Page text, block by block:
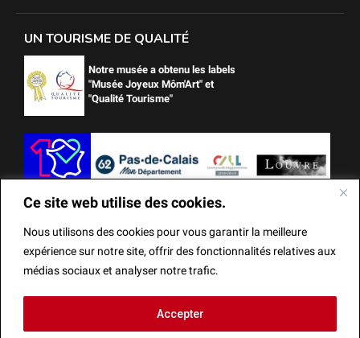
Ce site web utilise des cookies.
Nous utilisons des cookies pour vous garantir la meilleure
expérience sur notre site, offrir des fonctionnalités relatives aux
médias sociaux et analyser notre trafic.
Accepter
UN TOURISME DE QUALITÉ
Notre musée a obtenu les labels
"Musée Joyeux Môm'Art" et
"Qualité Tourisme"
Mentions LégalesActes administratifs
Ce site web utilise des cookies.